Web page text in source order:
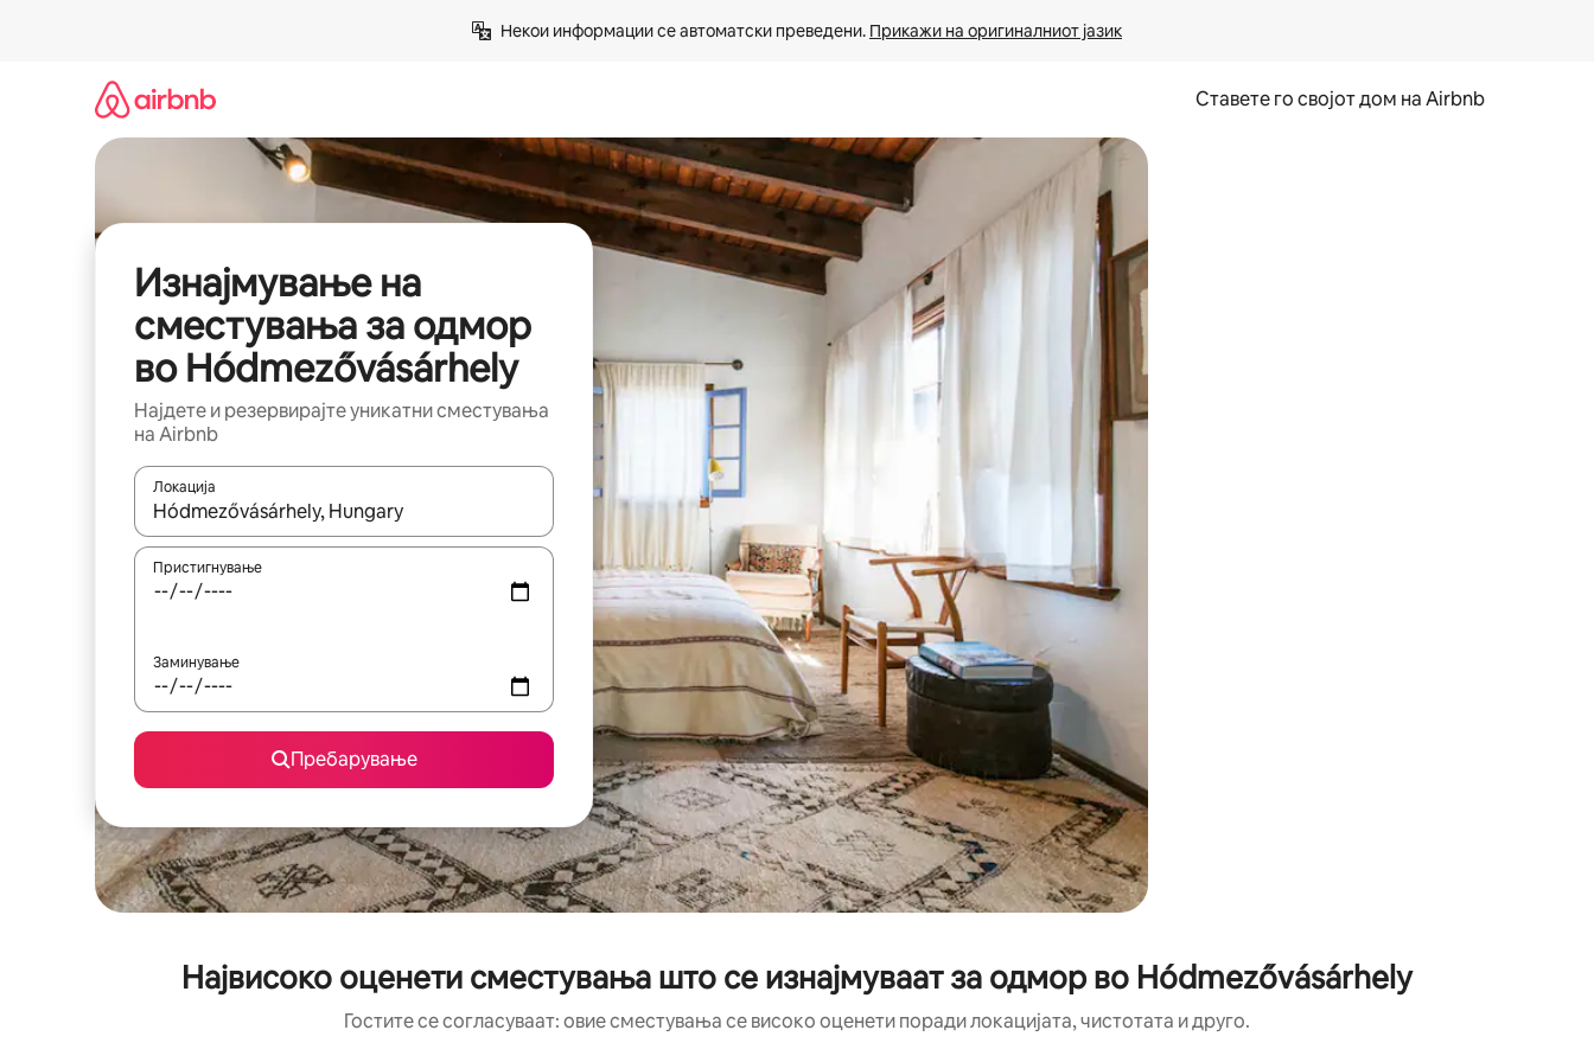
Некои информации се автоматски преведени. Прикажи на оригиналниот јазик
Ставете го својот дом на Airbnb
Изнајмување на
сместувања за одмор
во Hódmezővásárhely
Најдете и резервирајте уникатни сместувања
на Airbnb
Локација
Кога резултатите се достапни, движете се со копчињата со стрелки нагоре и надолу или истражувајте со допирање или со лизгање.
Пристигнување
Заминување
Пребарување
Највисоко оценети сместувања што се изнајмуваат за одмор во Hódmezővásárhely
Гостите се согласуваат: овие сместувања се високо оценети поради локацијата, чистотата и друго.